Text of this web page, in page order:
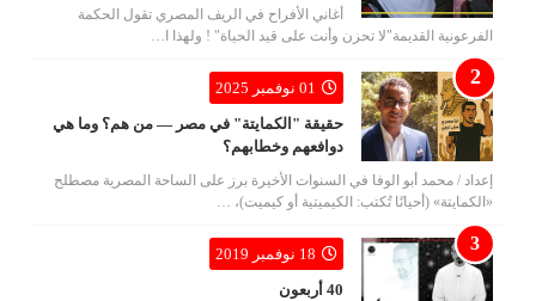
أغاني الأفراح في الريف المصري تقول الحكمة
الفرعونية القديمة"لا تحزن وأنت على قيد الحياة" ! ولهذا ا…
01 نوفمبر 2025
حقيقة "الكمايتة" في مصر — من هم؟ وما هي
دوافعهم وخطابهم؟
إعداد / محمد أبو الوفا في السنوات الأخيرة برز على الساحة المصرية مصطلح
«الكمايتة» (أحيانًا تُكتب: الكيميتية أو كيميت)، …
18 نوفمبر 2019
40 أربعون